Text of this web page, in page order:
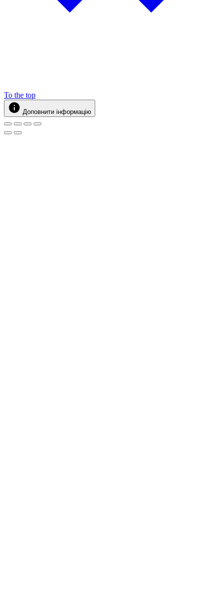
To the top
Доповнити інформацію